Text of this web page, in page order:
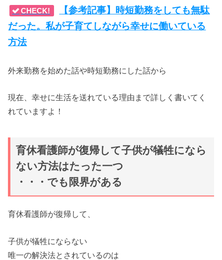
CHECK!
【参考記事】時短勤務をしても無駄
だった。私が子育てしながら幸せに働いている
方法
外来勤務を始めた話や時短勤務にした話から
現在、幸せに生活を送れている理由まで詳しく書いてく
れていますよ！
育休看護師が復帰して子供が犠牲になら
ない方法はたった一つ
・・・でも限界がある
育休看護師が復帰して、
子供が犠牲にならない
唯一の解決法とされているのは